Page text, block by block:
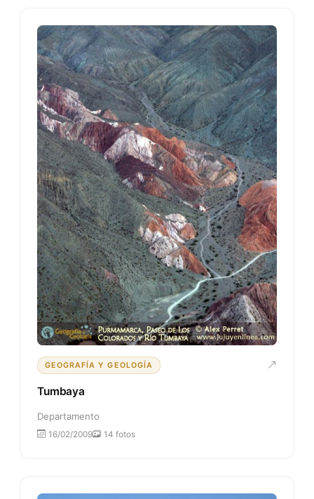
GEOGRAFÍA Y GEOLOGÍA
Tumbaya
Departamento
16/02/2009 14 fotos